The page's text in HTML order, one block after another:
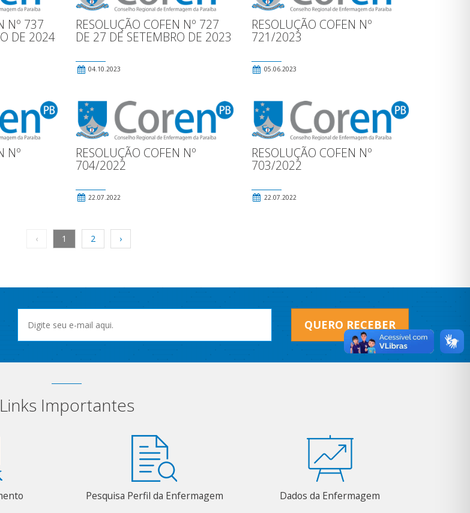
Nº 737
DE 2024
RESOLUÇÃO COFEN Nº 727
DE 27 DE SETEMBRO DE 2023
04.10.2023
RESOLUÇÃO COFEN Nº
721/2023
05.06.2023
Nº RESOLUÇÃO COFEN Nº
704/2022
22.07.2022
RESOLUÇÃO COFEN Nº
703/2022
22.07.2022
‹ 1 2 ›
QUERO RECEBER
Links Importantes
Pesquisa Perfil da Enfermagem Dados da Enfermagem